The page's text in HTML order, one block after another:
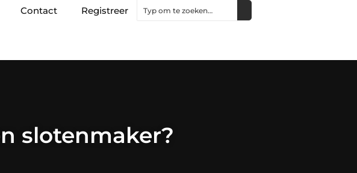
Contact Registreer
slotenmaker?